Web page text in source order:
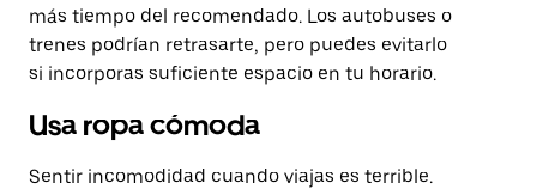
más tiempo del recomendado. Los autobuses o
trenes podrían retrasarte, pero puedes evitarlo
si incorporas suficiente espacio en tu horario.
Usa ropa cómoda
Sentir incomodidad cuando viajas es terrible.